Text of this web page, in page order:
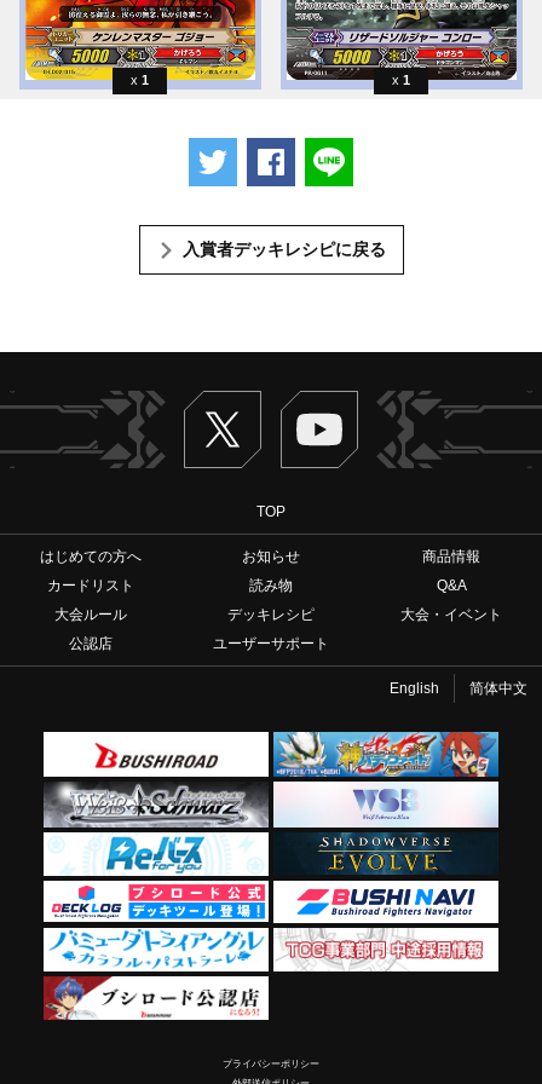
1 1
ツイートするFacebookでシェアする
入賞者デッキレシピに戻る
Twitter ヴァンガードch
TOP
はじめての方へ お知らせ
商品情報
カードリスト
読み物
Q&A
大会ルール
デッキレシピ
大会・イベント
公認店
ユーザーサポート
English 简体中文
プライバシーポリシー